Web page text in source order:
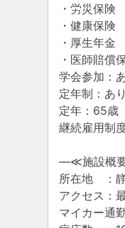
・労災保険
・健康保険
・厚生年金
・医師賠償
学会参加：
定年制：あり
定年：65歳
継続雇用制
―≪施設
所在地 ：
アクセス：
マイカー通